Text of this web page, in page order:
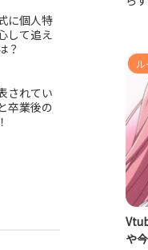
と
や
ヒ
や
に個人特
して追え
？
されてい
卒業後の